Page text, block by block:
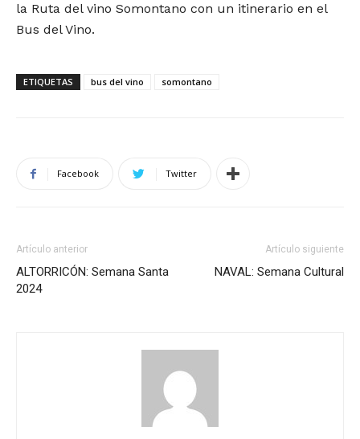
la Ruta del vino Somontano con un itinerario en el
Bus del Vino.
ETIQUETAS bus del vino somontano
Facebook Twitter
Artículo anterior
ALTORRICÓN: Semana Santa
2024
Artículo siguiente
NAVAL: Semana Cultural